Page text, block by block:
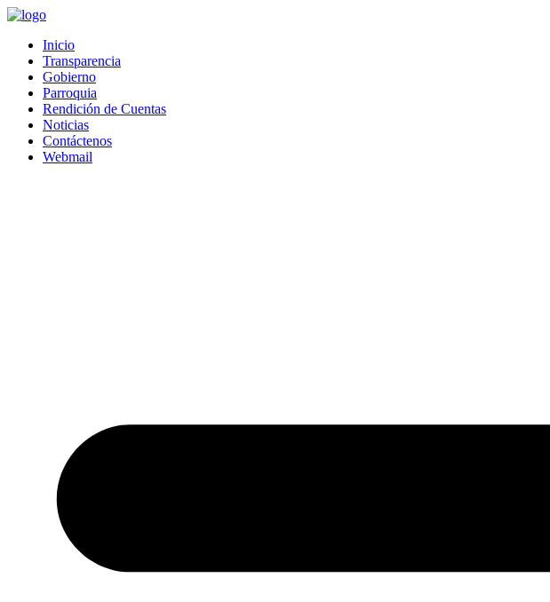
Saltar
contenido
Inicio
Transparencia
Gobierno
Parroquia
Rendición de Cuentas
Noticias
Contáctenos
Webmail